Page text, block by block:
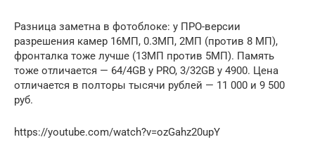
Разница заметна в фотоблоке: у ПРО-версии
разрешения камер 16МП, 0.3МП, 2МП (против 8 МП),
фронталка тоже лучше (13МП против 5МП). Память
тоже отличается — 64/4GB у PRO, 3/32GB у 4900. Цена
отличается в полторы тысячи рублей — 11 000 и 9 500
руб.
https://youtube.com/watch?v=ozGahz20upY